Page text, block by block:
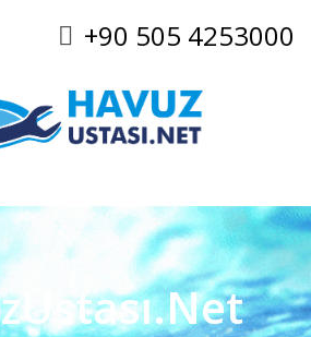
+90 505 4253000